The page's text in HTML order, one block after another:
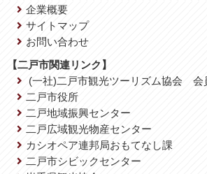
企業概要
サイトマップ
お問い合わせ
【二戸市関連リンク】
(一社)二戸市観光ツーリズム協会 会
二戸市役所
二戸地域振興センター
二戸広域観光物産センター
カシオペア連邦局おもてなし課
二戸市シビックセンター